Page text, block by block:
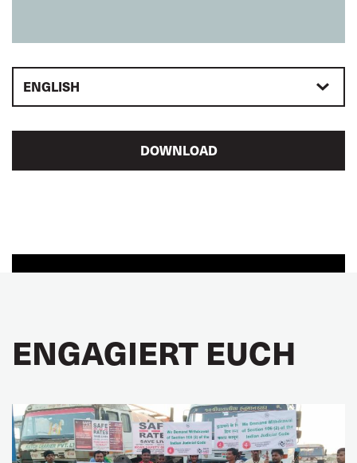
ENGLISH
DOWNLOAD
ENGAGIERT EUCH